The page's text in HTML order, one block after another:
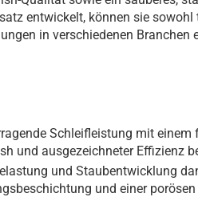
entwickelt, können sie
in verschiedenen Branchen
Schleifleistung mit einem
und ausgezeichneter Effizienz
und Staubentwicklung
und einer porösen